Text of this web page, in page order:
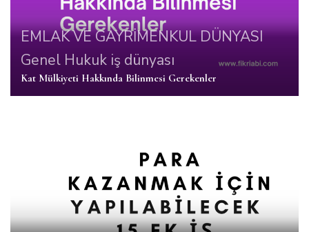
EMLAK VE GAYRİMENKUL DÜNYASI
Genel Hukuk iş dünyası
Kat Mülkiyeti Hakkında Bilinmesi Gerekenler